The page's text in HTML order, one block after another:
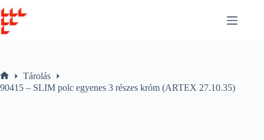
to
content
Home
Tárolás
90415 – SLIM polc egyenes 3 részes króm (ARTEX 27.10.35)